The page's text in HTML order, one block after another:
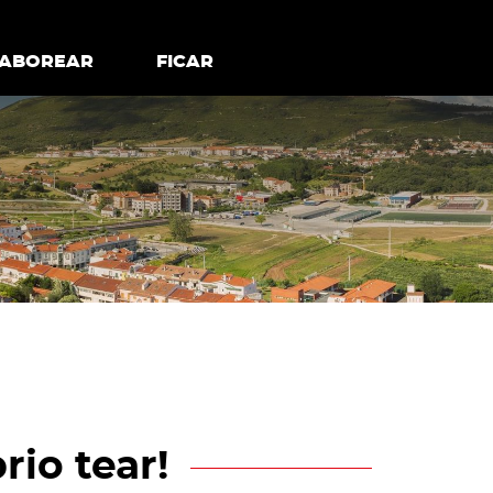
SABOREAR FICAR
FICAR
tear!